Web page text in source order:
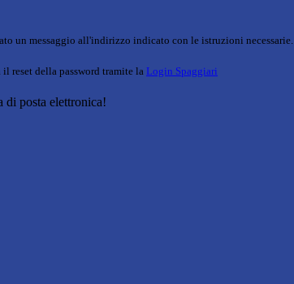
un messaggio all'indirizzo indicato con le istruzioni necessarie.
reset della password tramite la Login Spaggiari
di posta elettronica!